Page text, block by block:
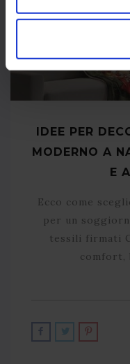
IDEE PER
MODERNO A
E
Ecco come
per un
tessili firmati
comfort,